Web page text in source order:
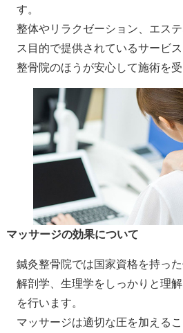
す。
整体やリラクゼーション、エス
ス目的で提供されているサービ
整骨院のほうが安心して施術を受
マッサージの効果について
鍼灸整骨院では国家資格を持っ
解剖学、生理学をしっかりと理
を行います。
マッサージは適切な圧を加える